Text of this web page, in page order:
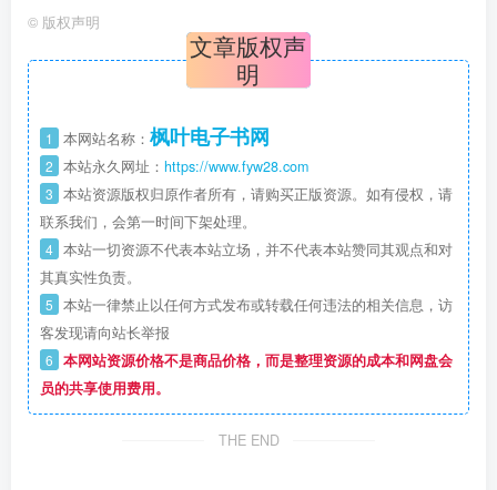
© 版权声明
文章版权声
明
1 本网站名称： 枫叶电子书网
2 本站永久网址： https://www.fyw28.com
3 本站资源版权归原作者所有，请购买正版资源。如有侵权，请
联系我们，会第一时间下架处理。
4 本站一切资源不代表本站立场，并不代表本站赞同其观点和对
其真实性负责。
5 本站一律禁止以任何方式发布或转载任何违法的相关信息，访
客发现请向站长举报
6 本网站资源价格不是商品价格，而是整理资源的成本和网盘会
员的共享使用费用。
THE END